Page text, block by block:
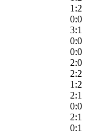
1:2
0:0
3:1
0:0
0:0
2:0
2:2
1:2
2:1
0:0
2:1
0:1